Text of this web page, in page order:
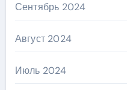
Сентябрь 2024
Август 2024
Июль 2024